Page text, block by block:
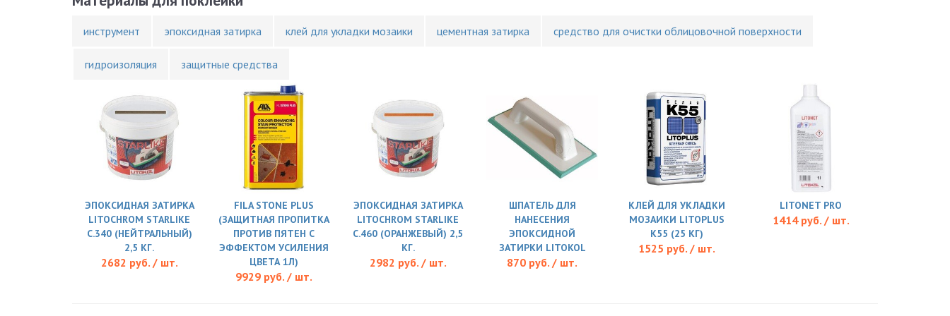
инструмент эпоксидная затирка клей для укладки мозаики цементная затирка средство для очистки облицовочной поверхности
гидроизоляция защитные средства
ЭПОКСИДНАЯ ЗАТИРКА
LITOCHROM STARLIKE
C.340 (НЕЙТРАЛЬНЫЙ)
2,5 КГ.
2682 руб. / шт.
FILA STONE PLUS
(ЗАЩИТНАЯ ПРОПИТКА
ПРОТИВ ПЯТЕН С
ЭФФЕКТОМ УСИЛЕНИЯ
ЦВЕТА 1Л)
9929 руб. / шт.
ЭПОКСИДНАЯ ЗАТИРКА
LITOCHROM STARLIKE
C.460 (ОРАНЖЕВЫЙ) 2,5
КГ.
2982 руб. / шт.
ШПАТЕЛЬ ДЛЯ
НАНЕСЕНИЯ
ЭПОКСИДНОЙ
ЗАТИРКИ LITOKOL
870 руб. / шт.
КЛЕЙ ДЛЯ УКЛАДКИ
МОЗАИКИ LITOPLUS
K55 (25 КГ)
1525 руб. / шт.
LITONET PRO
1414 руб. / шт.